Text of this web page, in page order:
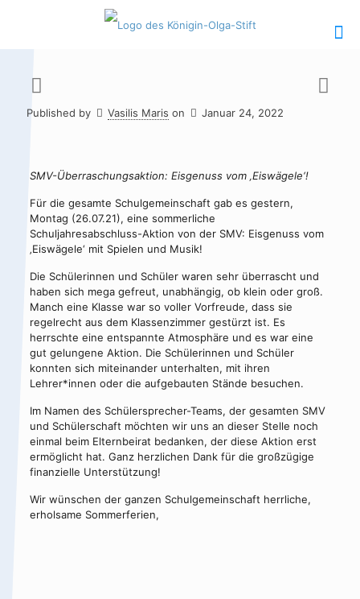
Speiseplan Alt + Shift + S
Kalender Alt + Shift + K
Kontakte /
Sekretariat
Alt + Shift +
C
Published by Vasilis Maris on Januar 24, 2022
SMV-Überraschungsaktion: Eisgenuss vom ‚Eiswägele‘!
Für die gesamte Schulgemeinschaft gab es gestern,
Montag (26.07.21), eine sommerliche
Schuljahresabschluss-Aktion von der SMV: Eisgenuss vom
‚Eiswägele‘ mit Spielen und Musik!
Die Schülerinnen und Schüler waren sehr überrascht und
haben sich mega gefreut, unabhängig, ob klein oder groß.
Manch eine Klasse war so voller Vorfreude, dass sie
regelrecht aus dem Klassenzimmer gestürzt ist. Es
herrschte eine entspannte Atmosphäre und es war eine
gut gelungene Aktion. Die Schülerinnen und Schüler
konnten sich miteinander unterhalten, mit ihren
Lehrer*innen oder die aufgebauten Stände besuchen.
Im Namen des Schülersprecher-Teams, der gesamten SMV
und Schülerschaft möchten wir uns an dieser Stelle noch
einmal beim Elternbeirat bedanken, der diese Aktion erst
ermöglicht hat. Ganz herzlichen Dank für die großzügige
finanzielle Unterstützung!
Wir wünschen der ganzen Schulgemeinschaft herrliche,
erholsame Sommerferien,